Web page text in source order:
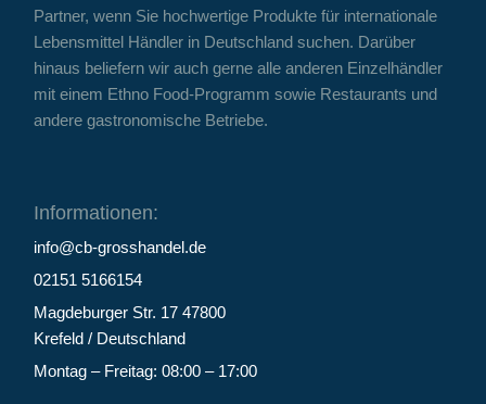
Partner, wenn Sie hochwertige Produkte für internationale
Lebensmittel Händler in Deutschland suchen. Darüber
hinaus beliefern wir auch gerne alle anderen Einzelhändler
mit einem Ethno Food-Programm sowie Restaurants und
andere gastronomische Betriebe.
Informationen:
info@cb-grosshandel.de
02151 5166154
Magdeburger Str. 17 47800
Krefeld / Deutschland
Montag – Freitag: 08:00 – 17:00